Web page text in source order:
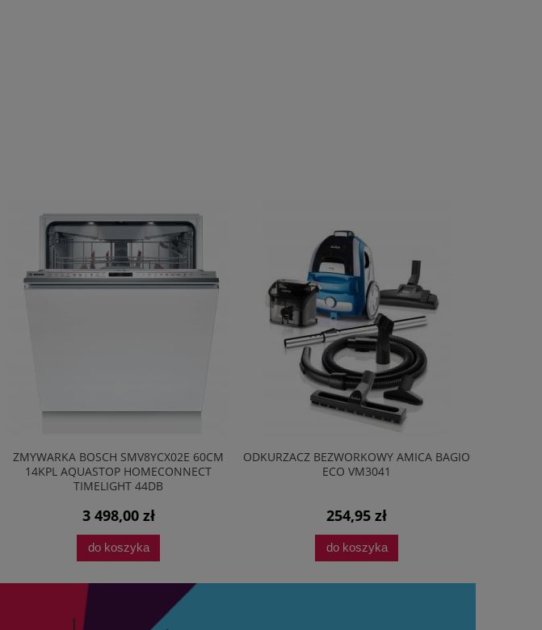
ZMYWARKA BOSCH SMV8YCX02E 60CM
14KPL AQUASTOP HOMECONNECT
TIMELIGHT 44DB
3 498,00 zł
do koszyka
ODKURZACZ BEZWORKOWY AMICA BAGIO
ECO VM3041
254,95 zł
do koszyka